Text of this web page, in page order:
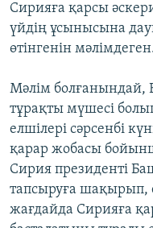
Сирияға қарсы
үйдің ұсынысына
өтінгенін
Мәлім болғанындай,
тұрақты мүшесі
елшілері сәрсенбі
қарар жобасы
Сирия президенті
тапсыруға шақырып,
жағдайда Сирияға